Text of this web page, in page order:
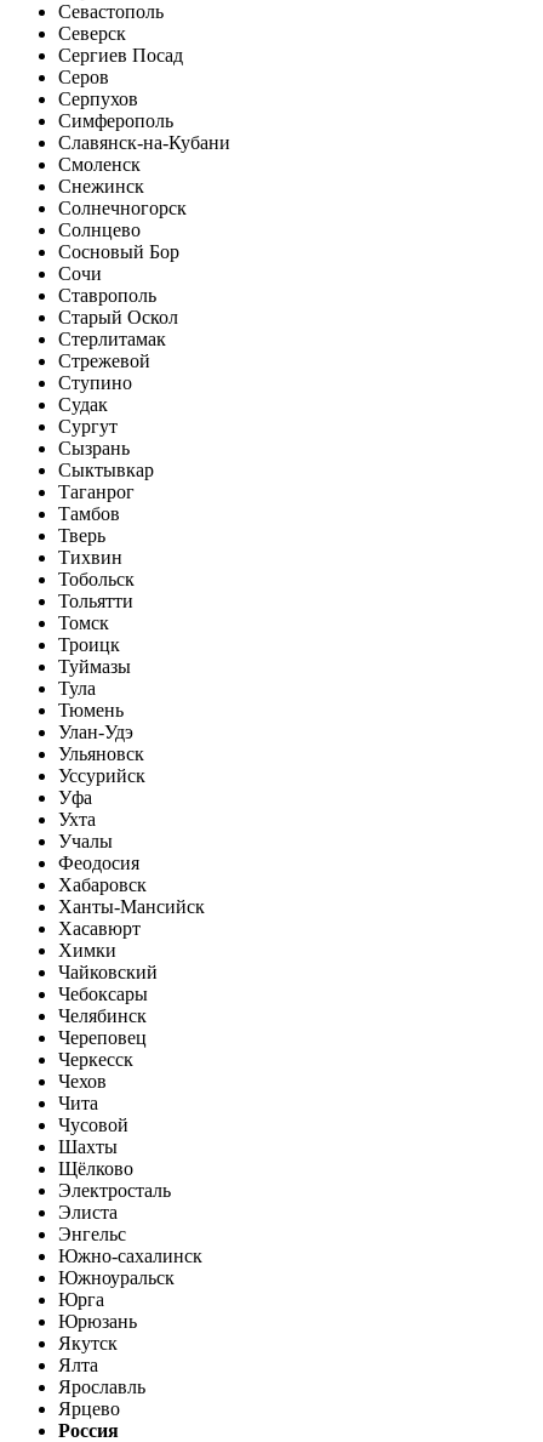
Севастополь
Северск
Сергиев Посад
Серов
Серпухов
Симферополь
Славянск-на-Кубани
Смоленск
Снежинск
Солнечногорск
Солнцево
Сосновый Бор
Сочи
Ставрополь
Старый Оскол
Стерлитамак
Стрежевой
Ступино
Судак
Сургут
Сызрань
Сыктывкар
Таганрог
Тамбов
Тверь
Тихвин
Тобольск
Тольятти
Томск
Троицк
Туймазы
Тула
Тюмень
Улан-Удэ
Ульяновск
Уссурийск
Уфа
Ухта
Учалы
Феодосия
Хабаровск
Ханты-Мансийск
Хасавюрт
Химки
Чайковский
Чебоксары
Челябинск
Череповец
Черкесск
Чехов
Чита
Чусовой
Шахты
Щёлково
Электросталь
Элиста
Энгельс
Южно-сахалинск
Южноуральск
Юрга
Юрюзань
Якутск
Ялта
Ярославль
Ярцево
Россия